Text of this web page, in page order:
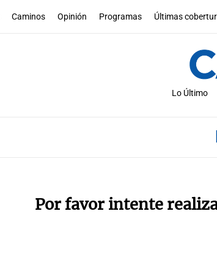
Caminos Opinión Programas Últimas
Lo Último
Por favor intente